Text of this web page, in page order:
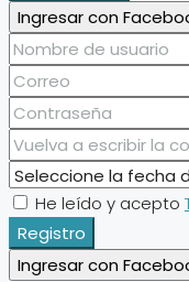
Ingresar con
He leído y acepto
Registro
Ingresar con